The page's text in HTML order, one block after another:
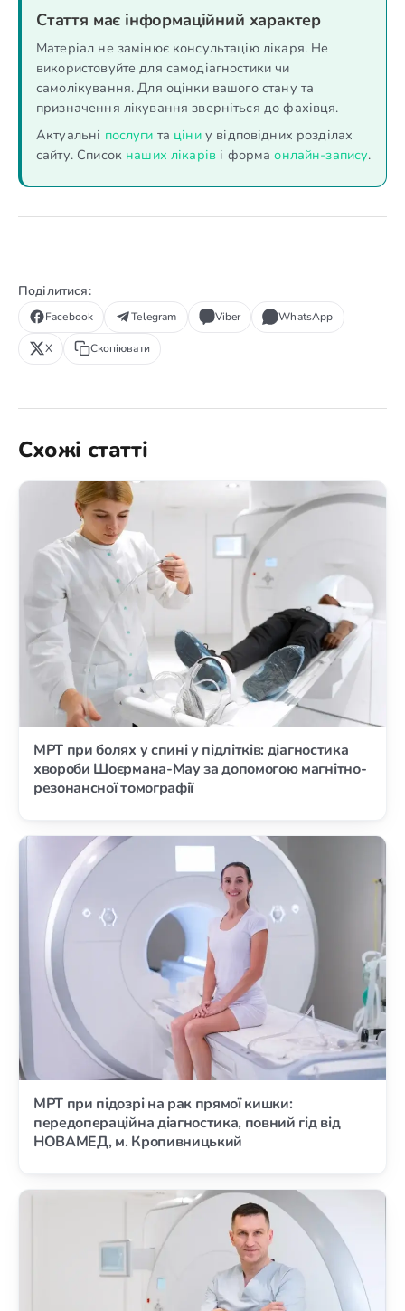
Стаття має інформаційний характер
Матеріал не замінює консультацію лікаря. Не
використовуйте для самодіагностики чи
самолікування. Для оцінки вашого стану та
призначення лікування зверніться до фахівця.
Актуальні послуги та ціниу відповідних розділах
сайту. Список наших лікарів і формаонлайн-запису.
Поділитися:
Facebook Telegram Viber WhatsApp
X Скопіювати
Схожі статті
МРТ при болях у спині у підлітків: діагностика
хвороби Шоєрмана-Мау за допомогою магнітно-
резонансної томографії
МРТ при підозрі на рак прямої кишки:
передопераційна діагностика, повний гід від
НОВАМЕД, м. Кропивницький